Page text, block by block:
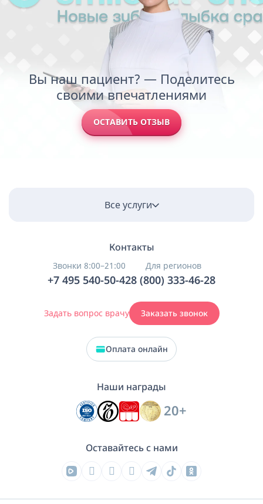
Вы наш пациент? — Поделитесь
своими впечатлениями
ОСТАВИТЬ ОТЗЫВ
Все услуги
Контакты
Звонки 8:00–21:00
+7 495 540-50-42
Для регионов
8 (800) 333-46-28
Задать вопрос врачу Заказать звонок
Оплата онлайн
Наши награды
20+
Оставайтесь с нами